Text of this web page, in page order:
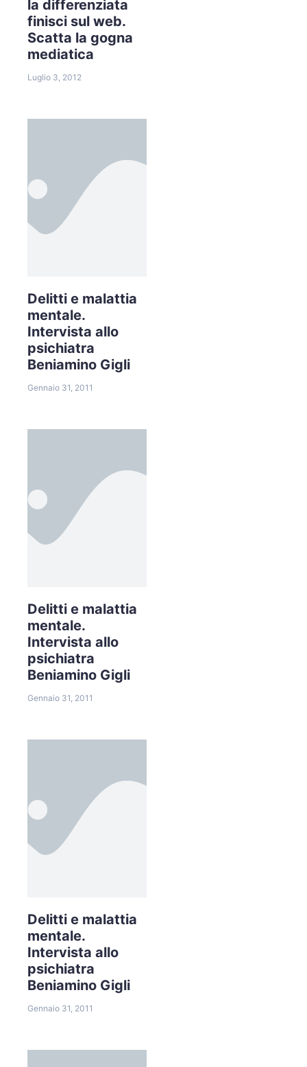
la differenziata
finisci sul web.
Scatta la gogna
mediatica
Luglio 3, 2012
Delitti e malattia
mentale.
Intervista allo
psichiatra
Beniamino Gigli
Gennaio 31, 2011
Delitti e malattia
mentale.
Intervista allo
psichiatra
Beniamino Gigli
Gennaio 31, 2011
Delitti e malattia
mentale.
Intervista allo
psichiatra
Beniamino Gigli
Gennaio 31, 2011